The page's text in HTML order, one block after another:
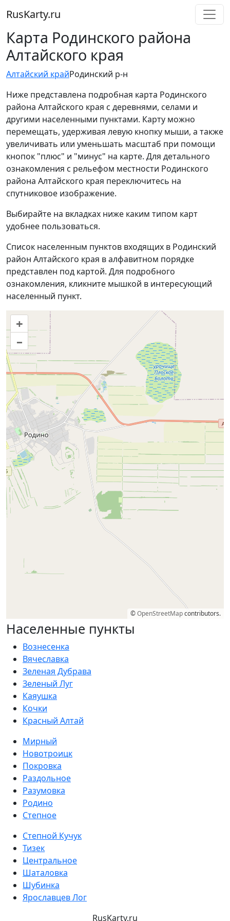
RusKarty.ru
Карта Родинского района
Алтайского края
Алтайский крайРодинский р-н
Ниже представлена подробная карта Родинского
района Алтайского края с деревнями, селами и
другими населенными пунктами. Карту можно
перемещать, удерживая левую кнопку мыши, а также
увеличивать или уменьшать масштаб при помощи
кнопок "плюс" и "минус" на карте. Для детального
ознакомления с рельефом местности Родинского
района Алтайского края переключитесь на
спутниковое изображение.
Выбирайте на вкладках ниже каким типом карт
удобнее пользоваться.
Список населенным пунктов входящих в Родинский
район Алтайского края в алфавитном порядке
представлен под картой. Для подробного
ознакомления, кликните мышкой в интересующий
населенный пункт.
+
–
©OpenStreetMapcontributors.
Населенные пункты
Вознесенка
Вячеславка
Зеленая Дубрава
Зеленый Луг
Каяушка
Кочки
Красный Алтай
Мирный
Новотроицк
Покровка
Раздольное
Разумовка
Родино
Степное
Степной Кучук
Тизек
Центральное
Шаталовка
Шубинка
Ярославцев Лог
RusKarty.ru